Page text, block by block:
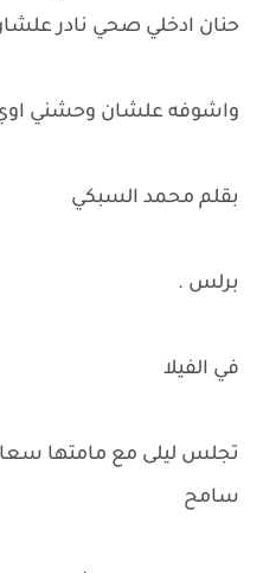
حنان ادخلي صحي نادر
واشوفه علشان وحشني
بقلم محمد السبكي
برلس .
في الفيلا
تجلس ليلى مع مامتها
سامح